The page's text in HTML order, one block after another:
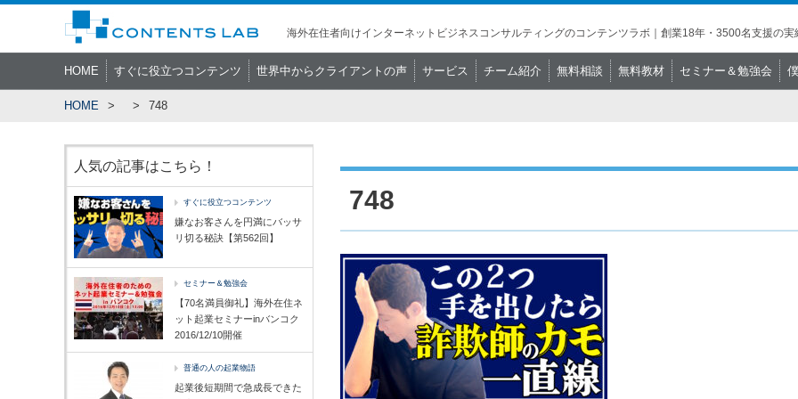
海外在住者向けインターネットビジネスコンサルティングのコンテンツラボ｜創業18年・3500名支援の実
HOME すぐに役立つコンテンツ 世界中からクライアントの声 サービス チーム紹介 無料相談 無料教材 セミナー＆勉強会
HOME 748
748
人気の記事はこちら！
すぐに役立つコンテンツ
嫌なお客さんを円満にバッサ
リ切る秘訣【第562回】
セミナー＆勉強会
【70名満員御礼】海外在住ネ
ット起業セミナーinバンコク
2016/12/10開催
普通の人の起業物語
起業後短期間で急成長できた